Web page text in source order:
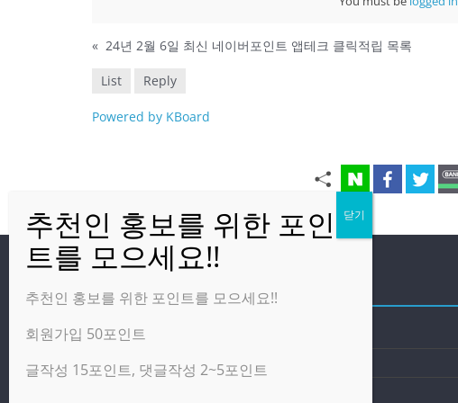
« 24년 2월 6일 최신 네이버포인트 앱테크 클릭적립 목록
List Reply
Powered by KBoard
방문자
온라인 방문자:
오늘의 조회수:2,648
추천인 홍보를 위한 포인트를 모으세요!!
회원가입 50포인트
글작성 15포인트, 댓글작성 2~5포인트